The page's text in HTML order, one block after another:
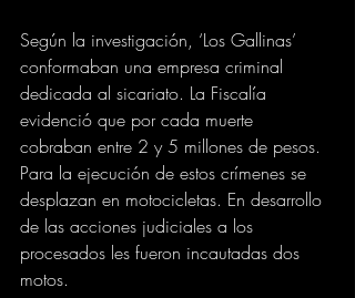
Según la investigación, ‘Los Gallinas’
conformaban una empresa criminal
dedicada al sicariato. La Fiscalía
evidenció que por cada muerte
cobraban entre 2 y 5 millones de pesos.
Para la ejecución de estos crímenes se
desplazan en motocicletas. En desarrollo
de las acciones judiciales a los
procesados les fueron incautadas dos
motos.